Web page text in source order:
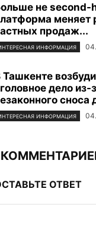
не second-
меняет
продаж...
ИНФОРМАЦИЯ
Ташкенте
дело из-
сноса
ИНФОРМАЦИЯ
ОТВЕТ